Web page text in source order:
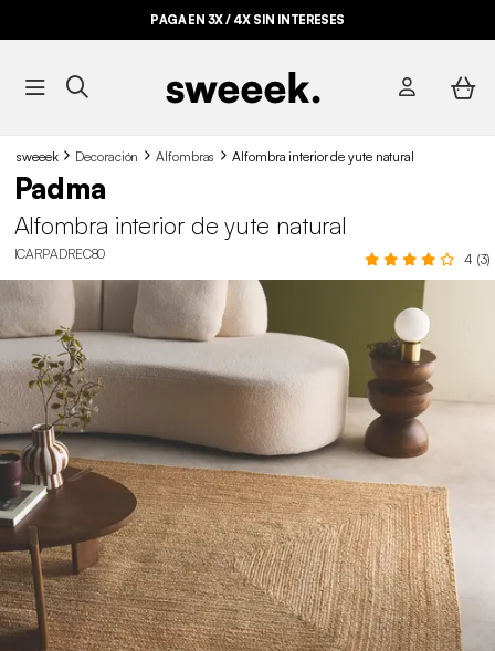
PAGA EN 3X / 4X SIN INTERESES
sweeek Decoración Alfombras Alfombra interior de yute natural
Padma
Alfombra interior de yute natural
ICARPADREC80 4 (3)